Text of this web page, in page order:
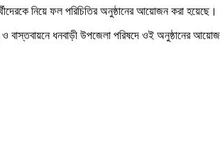
নিয়ে ফল পরিচিতির অনুষ্ঠানের আয়োজন করা হয়েছে।
ও বাস্তবায়নে ধনবাড়ী উপজেলা পরিষদে ওই অনুষ্ঠানের